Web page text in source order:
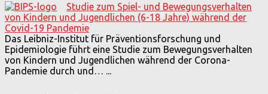
Studie zum Spiel- und Bewegungsverhalten
von Kindern und Jugendlichen (6-18 Jahre) während der
Covid-19 Pandemie
Das Leibniz-Institut für Präventionsforschung und
Epidemiologie führt eine Studie zum Bewegungsverhalten
von Kindern und Jugendlichen während der Corona-
Pandemie durch und… ...